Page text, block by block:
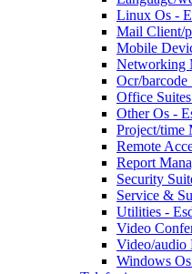
Linux Os -
Mail Client/
Mobile
Networking
Ocr/barcode
Office
Other Os -
Project/time
Remote
Report
Security
Service &
Utilities -
Video
Video/audio
Windows